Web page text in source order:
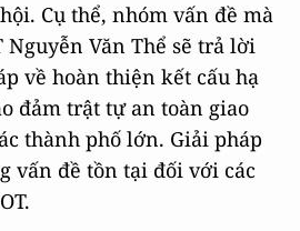
Cụ thể, nhóm vấn đề mà
Nguyễn Văn Thể sẽ trả lời
về hoàn thiện kết cấu hạ
đảm trật tự an toàn giao
thành phố lớn. Giải pháp
vấn đề tồn tại đối với các